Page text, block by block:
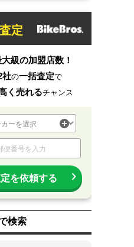
定
級の加盟店数！
社の一括査定で
く売れるチャンス
を依頼する
検索